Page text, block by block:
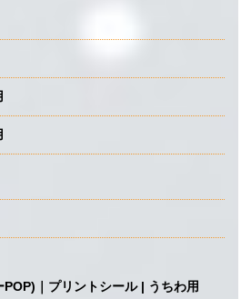
｜プリントシール | うちわ用